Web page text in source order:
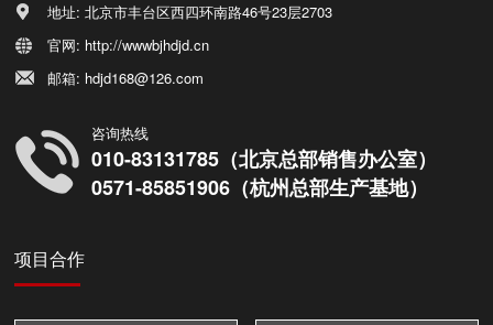
地址: 北京市丰台区西四环南路46号23层2703
官网: http://wwwbjhdjd.cn
邮箱: hdjd168@126.com
咨询热线
010-83131785（北京总部销售办公室）
0571-85851906（杭州总部生产基地）
项目合作